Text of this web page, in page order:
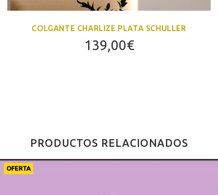
COLGANTE CHARLIZE PLATA SCHULLER
139,00€
PRODUCTOS RELACIONADOS
OFERTA